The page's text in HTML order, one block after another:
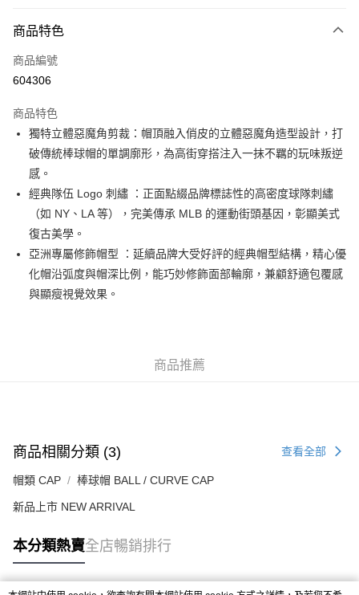
信用卡
Apple Pay
AlipayHK
WeChat Pay
送貨方式
每筆HK$50.00，滿HK$499.00或以上免運費
付款後順豐合作便利店
每筆HK$50.00，滿HK$499.00或以上免運費
商品特色
商品編號
604306
商品特色
獨特立體惡魔角剪裁：帽頂融入俏皮的立體惡魔角造型設計，打
破傳統棒球帽的單調廓形，為高街穿搭注入一抹不羈的玩味叛逆
感。
經典隊伍 Logo 刺繡 ：正面點綴品牌標誌性的高密度球隊刺繡
（如 NY、LA 等），完美傳承 MLB 的運動街頭基因，彰顯美式
復古美學。
亞洲專屬修飾帽型 ：延續品牌大受好評的經典帽型結構，精心優
化帽沿弧度與帽深比例，能巧妙修飾面部輪廓，兼顧舒適包覆感
與顯瘦視覺效果。
商品推薦
商品相關分類 (3) 查看全部
帽類 CAP 棒球帽 BALL / CURVE CAP
新品上市 NEW ARRIVAL
本分類熱賣全店暢銷排行